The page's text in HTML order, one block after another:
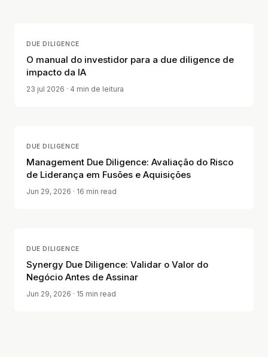
DUE DILIGENCE
O manual do investidor para a due diligence de
impacto da IA
23 jul 2026 · 4 min de leitura
DUE DILIGENCE
Management Due Diligence: Avaliação do Risco
de Liderança em Fusões e Aquisições
Jun 29, 2026 · 16 min read
DUE DILIGENCE
Synergy Due Diligence: Validar o Valor do
Negócio Antes de Assinar
Jun 29, 2026 · 15 min read